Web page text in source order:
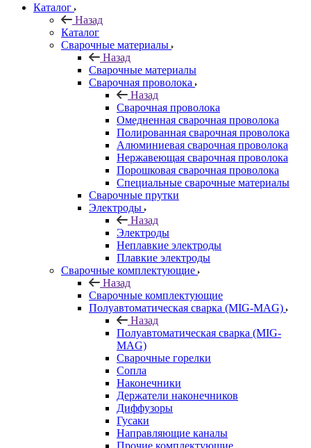
Каталог
Назад
Каталог
Сварочные материалы
Назад
Сварочные материалы
Сварочная проволока
Назад
Сварочная проволока
Омедненная сварочная проволока
Полированная сварочная проволока
Алюминиевая сварочная проволока
Нержавеющая сварочная проволока
Порошковая сварочная проволока
Специальные сварочные материалы
Сварочные прутки
Электроды
Назад
Электроды
Неплавкие электроды
Плавкие электроды
Сварочные комплектующие
Назад
Сварочные комплектующие
Полуавтоматическая сварка (MIG-MAG)
Назад
Полуавтоматическая сварка (MIG-
MAG)
Сварочные горелки
Сопла
Наконечники
Держатели наконечников
Диффузоры
Гусаки
Направляющие каналы
Прочие комплектующие